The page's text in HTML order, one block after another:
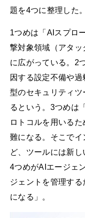
題を4つに整理した。
1つめは「AIスプロ
撃対象領域（アタ
に広がっている。2
因する設定不備や
型のセキュリティ
るという。3つめは
ロトコルを用いる
難になる。そこで
ど、ツールには新
4つめがAIエージェ
ジェントを管理す
になる」。